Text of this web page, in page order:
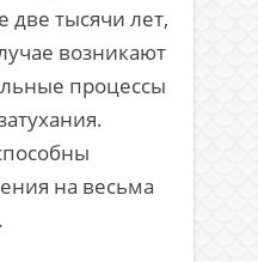
две тысячи лет,
возникают
процессы
на весьма